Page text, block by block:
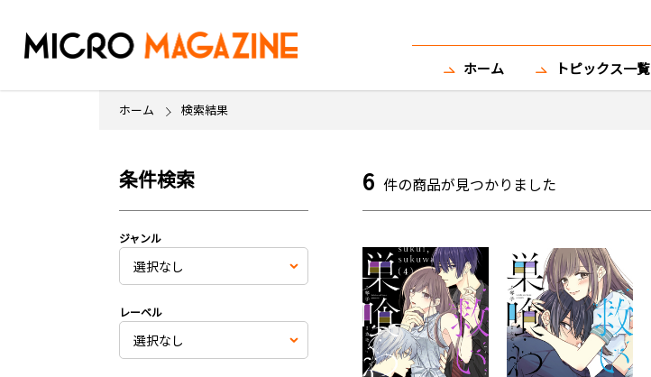
ホーム トピックス一覧
ホーム 検索結果
条件検索
ジャンル
レーベル
6 件の商品が見つかりました